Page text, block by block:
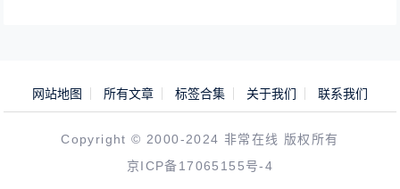
网站地图 所有文章 标签合集 关于我们 联系我们
Copyright © 2000-2024 非常在线 版权所有
京ICP备17065155号-4